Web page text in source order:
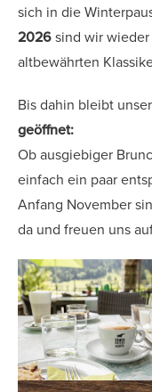
sich in die
2026sind wir
altbewährten
Bis dahin bleibt unser
geöffnet:
Ob ausgiebiger
einfach ein paar
Anfang November
da und freuen uns